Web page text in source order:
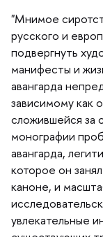
"Мнимое
русского и
подвергнуть
манифесты и
авангарда
зависимому как
сложившейся за
монографии
авангарда,
которое он
каноне, и
увлекательные